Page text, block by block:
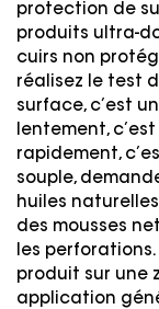
protection de
produits ultra-
cuirs non
réalisez le test
surface, c’est
lentement,
rapidement,
souple,
huiles
des mousses
les
produit sur une
application